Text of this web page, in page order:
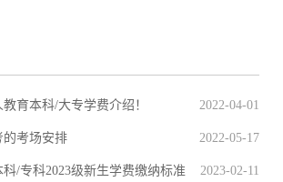
2022-04-01
育本科/大专学费介绍！
2022-05-17
的考场安排
2023-02-11
/专科2023级新生学费缴纳标准